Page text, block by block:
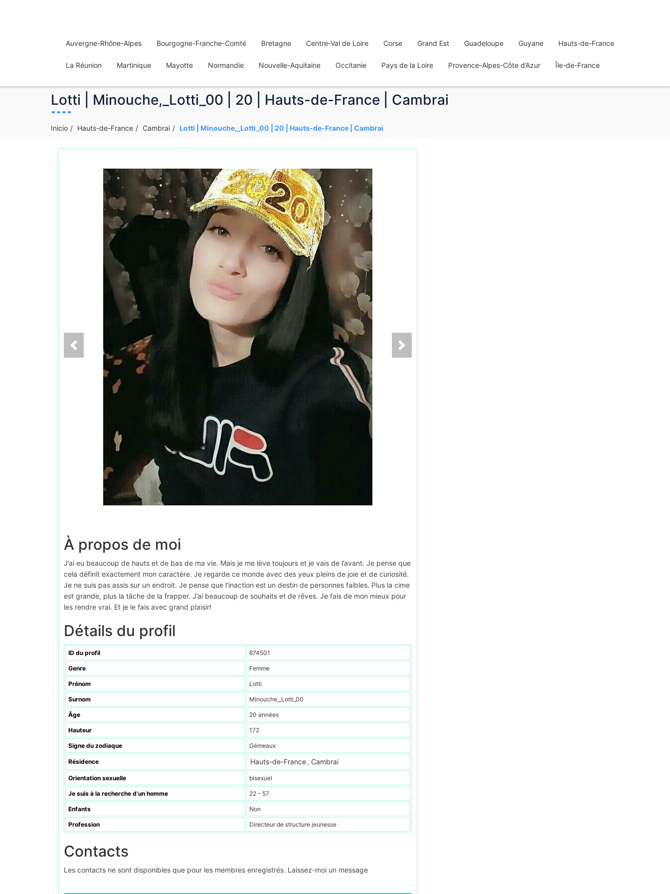
Auvergne-Rhône-Alpes Bourgogne-Franche-Comté Bretagne Centre-Val de Loire Corse Grand Est Guadeloupe Guyane Hauts-de-France
La Réunion Martinique Mayotte Normandie Nouvelle-Aquitaine Occitanie Pays de la Loire Provence-Alpes-Côte d’Azur Île-de-France
Lotti | Minouche,_Lotti_00 | 20 | Hauts-de-France | Cambrai
Inicio Hauts-de-France Cambrai Lotti | Minouche,_Lotti_00 | 20 | Hauts-de-France | Cambrai
À propos de moi
J’ai eu beaucoup de hauts et de bas de ma vie. Mais je me lève toujours et je vais de l’avant. Je pense que
cela définit exactement mon caractère. Je regarde ce monde avec des yeux pleins de joie et de curiosité.
Je ne suis pas assis sur un endroit. Je pense que l’inaction est un destin de personnes faibles. Plus la cime
est grande, plus la tâche de la frapper. J’ai beaucoup de souhaits et de rêves. Je fais de mon mieux pour
les rendre vrai. Et je le fais avec grand plaisir!
Détails du profil
ID du profil 674501
Genre Femme
Prénom Lotti
Surnom Minouche,_Lotti_00
Âge 20 années
Hauteur 172
Signe du zodiaque Gémeaux
Résidence Hauts-de-France , Cambrai
Orientation sexuelle bisexuel
Je suis à la recherche d’un homme 22 – 57
Enfants Non
Profession Directeur de structure jeunesse
Contacts
Les contacts ne sont disponibles que pour les membres enregistrés. Laissez-moi un message